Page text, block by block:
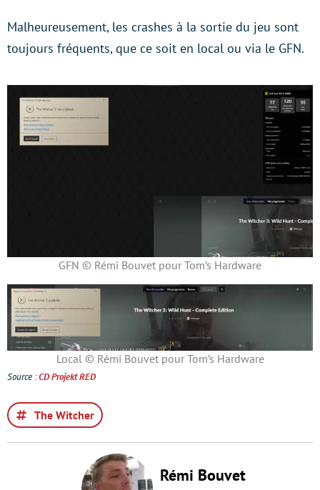
Malheureusement, les crashes à la sortie du jeu sont
toujours fréquents, que ce soit en local ou via le GFN.
GFN © Rémi Bouvet pour Tom’s Hardware
Local © Rémi Bouvet pour Tom’s Hardware
Source :CD Projekt RED
The Witcher
Rémi Bouvet